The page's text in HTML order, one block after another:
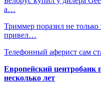
а…
Триммер поразил не
привел…
Телефонный аферист сам
Европейский центробанк
несколько лет